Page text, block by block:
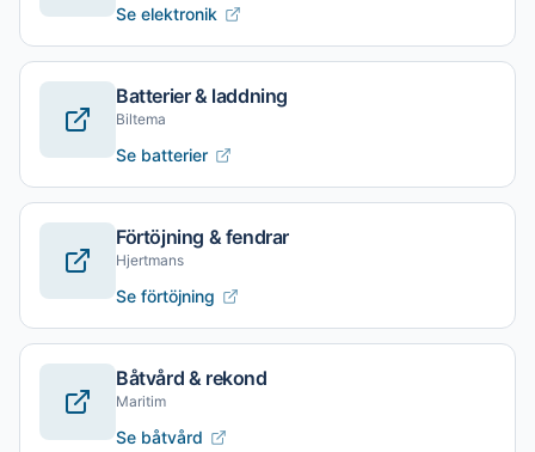
Se elektronik
Batterier & laddning
Biltema
Se batterier
Förtöjning & fendrar
Hjertmans
Se förtöjning
Båtvård & rekond
Maritim
Se båtvård